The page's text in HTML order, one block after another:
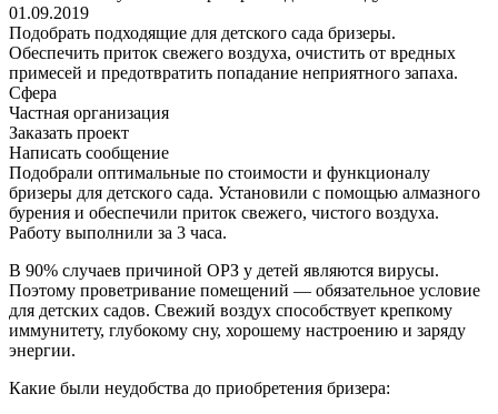
01.09.2019
Подобрать подходящие для детского сада бризеры.
Обеспечить приток свежего воздуха, очистить от вредных
примесей и предотвратить попадание неприятного запаха.
Сфера
Частная организация
Заказать проект
Написать сообщение
Подобрали оптимальные по стоимости и функционалу
бризеры для детского сада. Установили с помощью алмазного
бурения и обеспечили приток свежего, чистого воздуха.
Работу выполнили за 3 часа.
В 90% случаев причиной ОРЗ у детей являются вирусы.
Поэтому проветривание помещений — обязательное условие
для детских садов. Свежий воздух способствует крепкому
иммунитету, глубокому сну, хорошему настроению и заряду
энергии.
Какие были неудобства до приобретения бризера: